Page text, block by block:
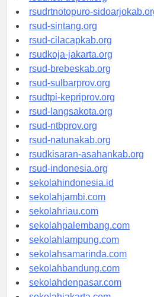
rsudksa-depok.org
rsudrtnotopuro-sidoarjokab.org
rsud-sintang.org
rsud-cilacapkab.org
rsudkoja-jakarta.org
rsud-brebeskab.org
rsud-sulbarprov.org
rsudtpi-kepriprov.org
rsud-langsakota.org
rsud-ntbprov.org
rsud-natunakab.org
rsudkisaran-asahankab.org
rsud-indonesia.org
sekolahindonesia.id
sekolahjambi.com
sekolahriau.com
sekolahpalembang.com
sekolahlampung.com
sekolahsamarinda.com
sekolahbandung.com
sekolahdenpasar.com